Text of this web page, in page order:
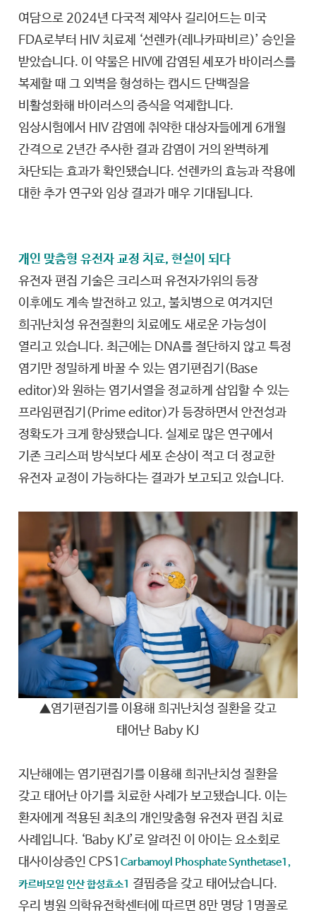
여담으로 2024년 다국적 제약사 길리어드는 미국
FDA로부터 HIV 치료제 ‘선렌카(레나카파비르)’ 승인을
받았습니다. 이 약물은 HIV에 감염된 세포가 바이러스를
복제할 때 그 외벽을 형성하는 캡시드 단백질을
비활성화해 바이러스의 증식을 억제합니다.
임상시험에서 HIV 감염에 취약한 대상자들에게 6개월
간격으로 2년간 주사한 결과 감염이 거의 완벽하게
차단되는 효과가 확인됐습니다. 선렌카의 효능과 작용에
대한 추가 연구와 임상 결과가 매우 기대됩니다.
개인 맞춤형 유전자 교정 치료, 현실이 되다
유전자 편집 기술은 크리스퍼 유전자가위의 등장
이후에도 계속 발전하고 있고, 불치병으로 여겨지던
희귀난치성 유전질환의 치료에도 새로운 가능성이
열리고 있습니다. 최근에는 DNA를 절단하지 않고 특정
염기만 정밀하게 바꿀 수 있는 염기편집기(Base
editor)와 원하는 염기서열을 정교하게 삽입할 수 있는
프라임편집기(Prime editor)가 등장하면서 안전성과
정확도가 크게 향상됐습니다. 실제로 많은 연구에서
기존 크리스퍼 방식보다 세포 손상이 적고 더 정교한
유전자 교정이 가능하다는 결과가 보고되고 있습니다.
▲염기편집기를 이용해 희귀난치성 질환을 갖고
태어난 Baby KJ
지난해에는 염기편집기를 이용해 희귀난치성 질환을
갖고 태어난 아기를 치료한 사례가 보고됐습니다. 이는
환자에게 적용된 최초의 개인맞춤형 유전자 편집 치료
사례입니다. ‘Baby KJ’로 알려진 이 아이는 요소회로
대사이상증인 CPS1Carbamoyl Phosphate Synthetase1,
카르바모일 인산 합성효소1 결핍증을 갖고 태어났습니다.
우리 병원 의학유전학센터에 따르면 8만 명당 1명꼴로